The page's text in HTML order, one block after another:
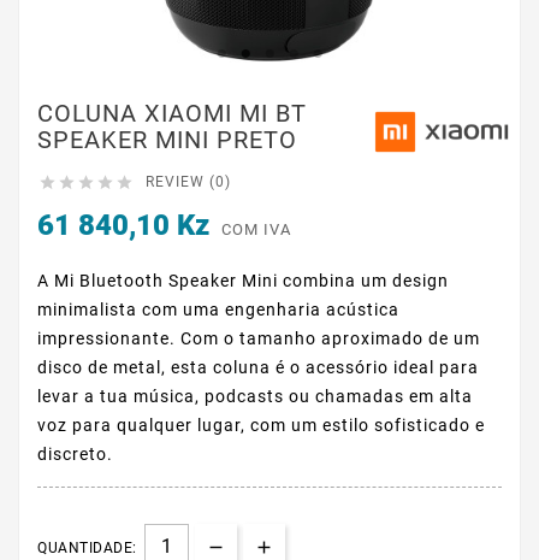
COLUNA XIAOMI MI BT
SPEAKER MINI PRETO
     REVIEW (0)
61 840,10 Kz COM IVA
A Mi Bluetooth Speaker Mini combina um design
minimalista com uma engenharia acústica
impressionante. Com o tamanho aproximado de um
disco de metal, esta coluna é o acessório ideal para
levar a tua música, podcasts ou chamadas em alta
voz para qualquer lugar, com um estilo sofisticado e
discreto.
QUANTIDADE: